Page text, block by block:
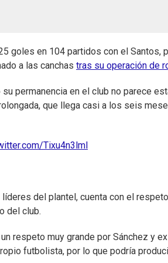
goles en 104 partidos con el Santos,
a las canchas tras su operación de
permanencia en el club no parece
que llega casi a los seis
Tixu4n3lml
del plantel, cuenta con el
del club.
un respeto muy grande por Sánchez y
futbolista, por lo que podría